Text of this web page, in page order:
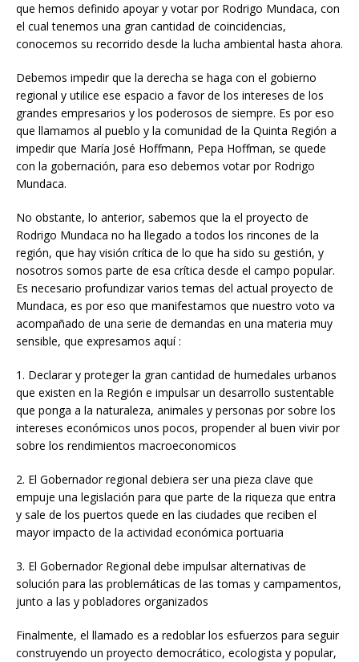
que hemos definido apoyar y votar por Rodrigo Mundaca, con
el cual tenemos una gran cantidad de coincidencias,
conocemos su recorrido desde la lucha ambiental hasta ahora.
Debemos impedir que la derecha se haga con el gobierno
regional y utilice ese espacio a favor de los intereses de los
grandes empresarios y los poderosos de siempre. Es por eso
que llamamos al pueblo y la comunidad de la Quinta Región a
impedir que María José Hoffmann, Pepa Hoffman, se quede
con la gobernación, para eso debemos votar por Rodrigo
Mundaca.
No obstante, lo anterior, sabemos que la el proyecto de
Rodrigo Mundaca no ha llegado a todos los rincones de la
región, que hay visión crítica de lo que ha sido su gestión, y
nosotros somos parte de esa crítica desde el campo popular.
Es necesario profundizar varios temas del actual proyecto de
Mundaca, es por eso que manifestamos que nuestro voto va
acompañado de una serie de demandas en una materia muy
sensible, que expresamos aquí :
1. Declarar y proteger la gran cantidad de humedales urbanos
que existen en la Región e impulsar un desarrollo sustentable
que ponga a la naturaleza, animales y personas por sobre los
intereses económicos unos pocos, propender al buen vivir por
sobre los rendimientos macroeconomicos
2. El Gobernador regional debiera ser una pieza clave que
empuje una legislación para que parte de la riqueza que entra
y sale de los puertos quede en las ciudades que reciben el
mayor impacto de la actividad económica portuaria
3. El Gobernador Regional debe impulsar alternativas de
solución para las problemáticas de las tomas y campamentos,
junto a las y pobladores organizados
Finalmente, el llamado es a redoblar los esfuerzos para seguir
construyendo un proyecto democrático, ecologista y popular,